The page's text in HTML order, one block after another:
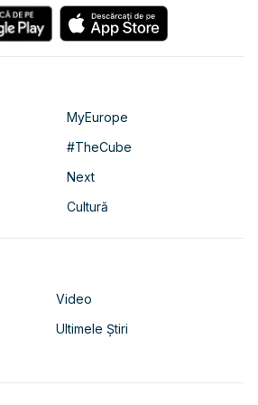
MyEurope
#TheCube
Next
Cultură
Video
Ultimele Știri